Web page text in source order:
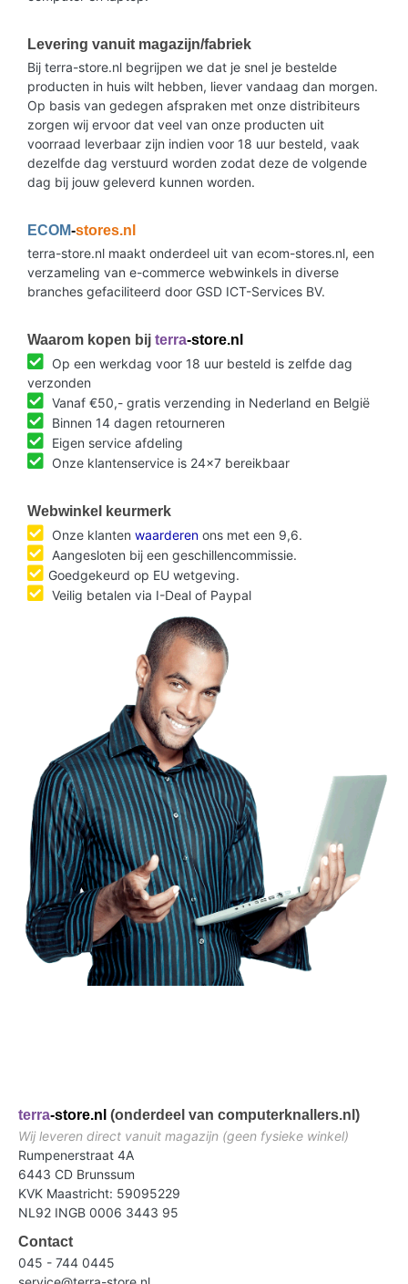
Levering vanuit magazijn/fabriek
Bij terra-store.nl begrijpen we dat je snel je bestelde
producten in huis wilt hebben, liever vandaag dan morgen.
Op basis van gedegen afspraken met onze distribiteurs
zorgen wij ervoor dat veel van onze producten uit
voorraad leverbaar zijn indien voor 18 uur besteld, vaak
dezelfde dag verstuurd worden zodat deze de volgende
dag bij jouw geleverd kunnen worden.
ECOM-stores.nl
terra-store.nl maakt onderdeel uit van ecom-stores.nl, een
verzameling van e-commerce webwinkels in diverse
branches gefaciliteerd door GSD ICT-Services BV.
Waarom kopen bij terra-store.nl
Op een werkdag voor 18 uur besteld is zelfde dag
verzonden
Vanaf €50,- gratis verzending in Nederland en België
Binnen 14 dagen retourneren
Eigen service afdeling
Onze klantenservice is 24x7 bereikbaar
Webwinkel keurmerk
Onze klanten waarderen ons met een 9,6.
Aangesloten bij een geschillencommissie.
Goedgekeurd op EU wetgeving.
Veilig betalen via I-Deal of Paypal
terra-store.nl (onderdeel van computerknallers.nl)
Wij leveren direct vanuit magazijn (geen fysieke winkel)
Rumpenerstraat 4A
6443 CD Brunssum
KVK Maastricht: 59095229
NL92 INGB 0006 3443 95
Contact
045 - 744 0445